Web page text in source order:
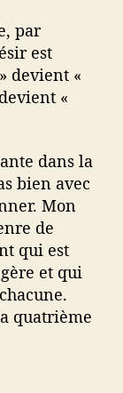
par
est
devient «
«
dans la
bien avec
Mon
de
qui est
et qui
quatrième